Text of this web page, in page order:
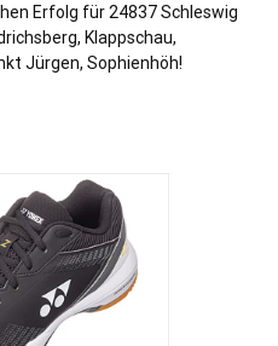
Erfolg für 24837 Schleswig
Klappschau,
Jürgen, Sophienhöh!